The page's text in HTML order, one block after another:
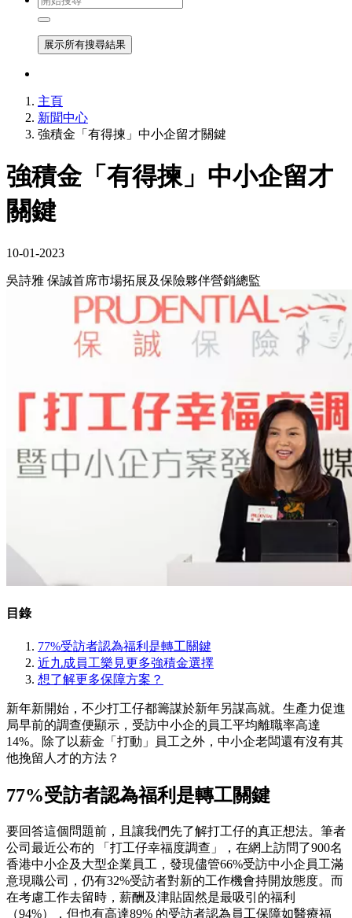
展示所有搜尋結果
主頁
新聞中心
強積金「有得揀」中小企留才關鍵
強積金「有得揀」中小企留才
關鍵
10-01-2023
吳詩雅 保誠首席市場拓展及保險夥伴營銷總監
目錄
77%受訪者認為福利是轉工關鍵
近九成員工樂見更多強積金選擇
想了解更多保障方案？
新年新開始，不少打工仔都籌謀於新年另謀高就。生產力促進
局早前的調查便顯示，受訪中小企的員工平均離職率高達
14%。除了以薪金「打動」員工之外，中小企老闆還有沒有其
他挽留人才的方法？
77%受訪者認為福利是轉工關鍵
要回答這個問題前，且讓我們先了解打工仔的真正想法。筆者
公司最近公布的 「打工仔幸福度調查」，在網上訪問了900名
香港中小企及大型企業員工，發現儘管66%受訪中小企員工滿
意現職公司，仍有32%受訪者對新的工作機會持開放態度。而
在考慮工作去留時，薪酬及津貼固然是最吸引的福利
（94%），但也有高達89% 的受訪者認為員工保障如醫療福